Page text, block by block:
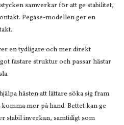
samverkar för att ge stabilitet,
Pegase-modellen ger en
en tydligare och mer direkt
fastare struktur och passar hästar
hästen att lättare söka sig fram
mer på hand. Bettet kan ge
stabil inverkan, samtidigt som